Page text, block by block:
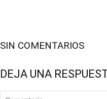
SIN COMENTARIOS
DEJA UNA